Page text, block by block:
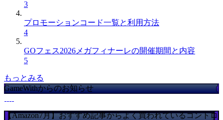
3
プロモーションコード一覧と利用方法
4
GOフェス2026メガフィナーレの開催期間と内容
5
もっとみる
GameWithからのお知らせ
【Amazon7月】おすすめ記事からよく買われているコントロ